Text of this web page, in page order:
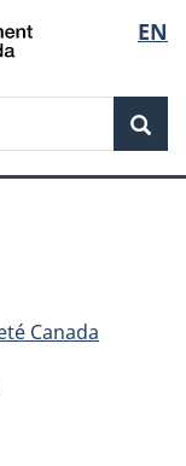
de
la
EN
Canada